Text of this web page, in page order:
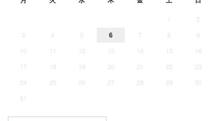
1
2
3
4 5 6 7 8
9
10
11 12 13 14 15
16
17
18 19 20 21 22
23
24
25 26 27 28 29
30
31